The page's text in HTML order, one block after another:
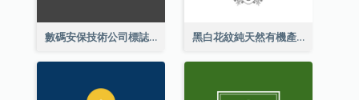
數碼安保技術公司標誌 黑白花紋純天然有機產品標誌